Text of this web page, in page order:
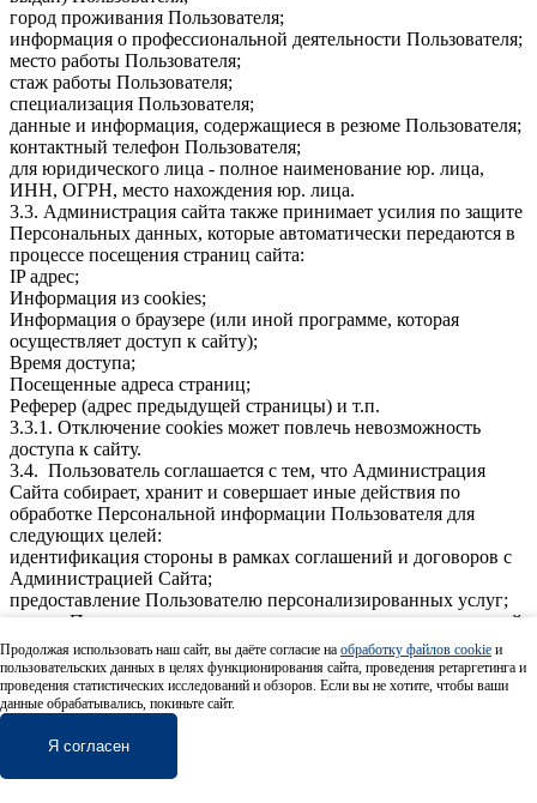
город проживания Пользователя;
информация о профессиональной деятельности Пользователя;
место работы Пользователя;
стаж работы Пользователя;
специализация Пользователя;
данные и информация, содержащиеся в резюме Пользователя;
контактный телефон Пользователя;
для юридического лица - полное наименование юр. лица,
ИНН, ОГРН, место нахождения юр. лица.
3.3. Администрация сайта также принимает усилия по защите
Персональных данных, которые автоматически передаются в
процессе посещения страниц сайта:
IP адрес;
Информация из cookies;
Информация о браузере (или иной программе, которая
осуществляет доступ к сайту);
Время доступа;
Посещенные адреса страниц;
Реферер (адрес предыдущей страницы) и т.п.
3.3.1. Отключение cookies может повлечь невозможность
доступа к сайту.
3.4. Пользователь соглашается с тем, что Администрация
Сайта собирает, хранит и совершает иные действия по
обработке Персональной информации Пользователя для
следующих целей:
идентификация стороны в рамках соглашений и договоров с
Администрацией Сайта;
предоставление Пользователю персонализированных услуг;
связь с Пользователем, в том числе направление уведомлений,
запросов и информации, касающихся использования Сайта,
оказания услуг, а также обработка запросов и заявок от
Пользователя;
улучшение качества Сайта, удобства их использования,
таргетирование рекламных материалов;
проведение статистических и иных исследований, на основе
Продолжая использовать наш сайт, вы даёте согласие на обработку файлов cookie и
пользовательских данных в целях функционирования сайта, проведения ретаргетинга и
проведения статистических исследований и обзоров. Если вы не хотите, чтобы ваши
данные обрабатывались, покиньте сайт.
Я согласен